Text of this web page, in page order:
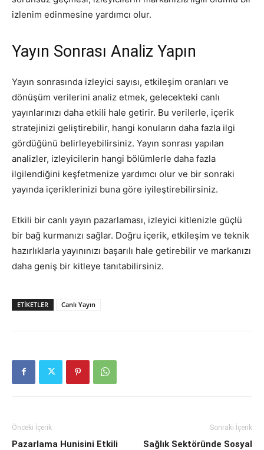
izlenim edinmesine yardımcı olur.
Yayın Sonrası Analiz Yapın
Yayın sonrasında izleyici sayısı, etkileşim oranları ve
dönüşüm verilerini analiz etmek, gelecekteki canlı
yayınlarınızı daha etkili hale getirir. Bu verilerle, içerik
stratejinizi geliştirebilir, hangi konuların daha fazla ilgi
gördüğünü belirleyebilirsiniz. Yayın sonrası yapılan
analizler, izleyicilerin hangi bölümlerle daha fazla
ilgilendiğini keşfetmenize yardımcı olur ve bir sonraki
yayında içeriklerinizi buna göre iyileştirebilirsiniz.
Etkili bir canlı yayın pazarlaması, izleyici kitlenizle güçlü
bir bağ kurmanızı sağlar. Doğru içerik, etkileşim ve teknik
hazırlıklarla yayınınızı başarılı hale getirebilir ve markanızı
daha geniş bir kitleye tanıtabilirsiniz.
ETIKETLER Canlı Yayın
Önceki İçerik
Pazarlama Hunisini Etkili
Sonraki İçerik
Sağlık Sektöründe Sosyal